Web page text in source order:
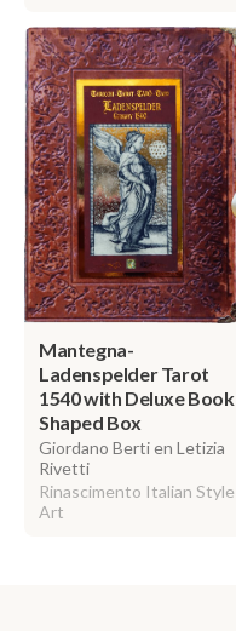
Mantegna-
Ladenspelder Tarot
1540 with Deluxe Book
Shaped Box
Giordano Berti en Letizia
Rivetti
Rinascimento Italian Style
Art